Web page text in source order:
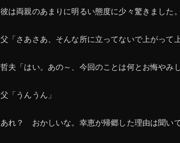
彼は両親のあまりに明るい態度に少々驚きました。
父「さあさあ、そんな所に立ってないで上がって
哲夫「はい。あの～、今回のことは何とお悔やみ
父「うんうん」
あれ？ おかしいな。幸恵が帰郷した理由は聞いて